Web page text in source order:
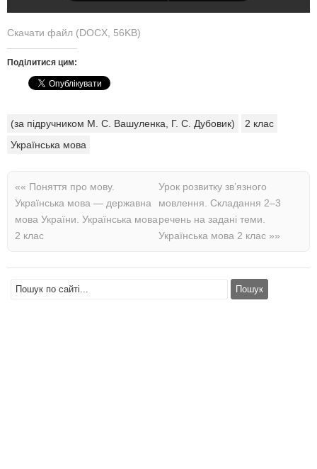
Скачати файл (DOCX, 56KB)
Поділитися цим:
(за підручником М. С. Вашуленка, Г. С. Дубовик)
2 клас
Українська мова
«« Поняття про мову.
Українська мова — державна
мова України. Українська мова
2 клас
Урок розвитку зв’язного
мовлення. Складання 2–3
речень на задані теми.
Українська мова 2 клас »»